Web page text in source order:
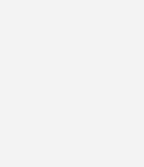
dabei zu verlässlichen Prüf­
dann schon mal zu zusätzlichen
die
eine Gasleitung muss
Druck diese betrieben werden
nicht größer als 100 mbar (10000
betrieben. Für die Kontrolle